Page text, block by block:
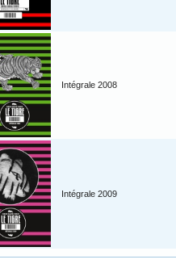
Intégrale 2008
Intégrale 2009